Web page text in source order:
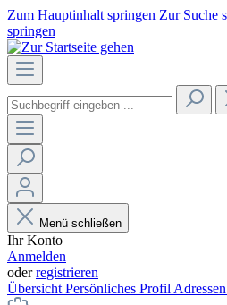
Zum Hauptinhalt springen Zur Suche
springen
Menü schließen
Ihr Konto
Anmelden
oderregistrieren
Übersicht Persönliches Profil Adressen